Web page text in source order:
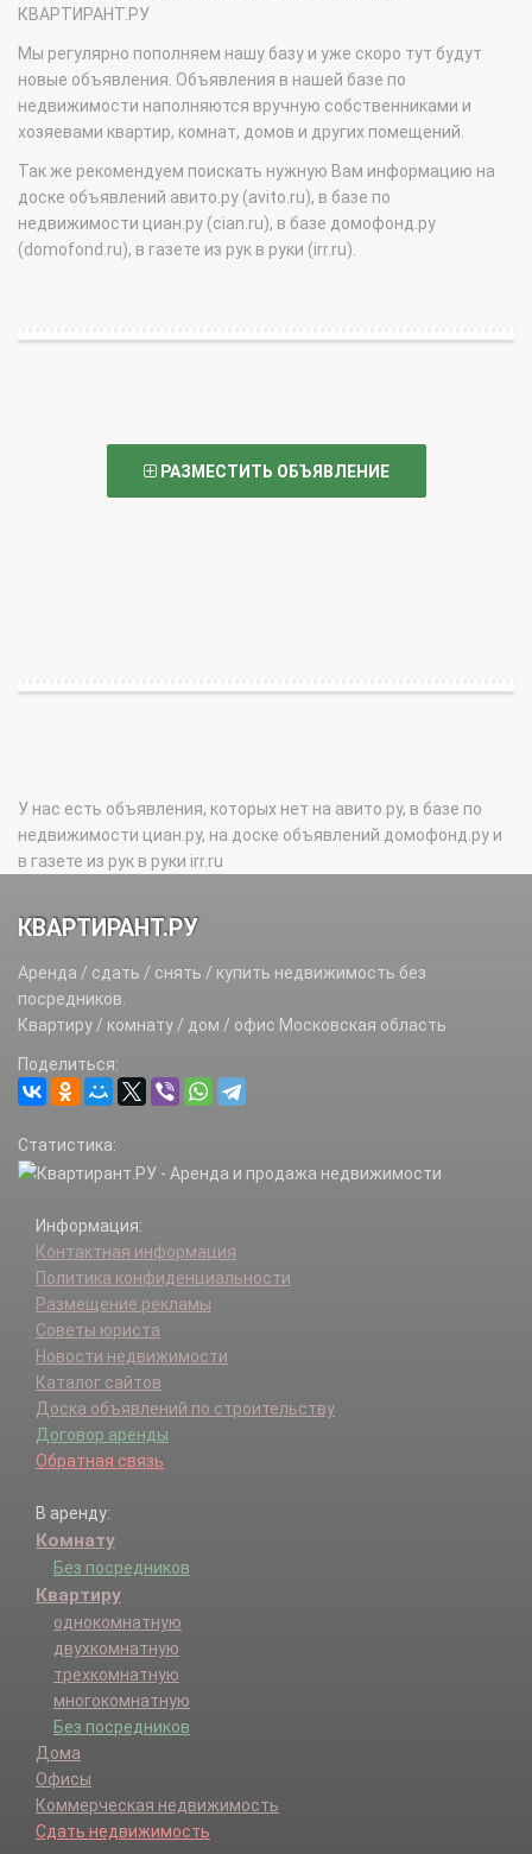
КВАРТИРАНТ.РУ
Мы регулярно пополняем нашу базу и уже скоро тут будут
новые объявления. Объявления в нашей базе по
недвижимости наполняются вручную собственниками и
хозяевами квартир, комнат, домов и других помещений.
Так же рекомендуем поискать нужную Вам информацию на
доске объявлений авито.ру (avito.ru), в базе по
недвижимости циан.ру (cian.ru), в базе домофонд.ру
(domofond.ru), в газете из рук в руки (irr.ru).
РАЗМЕСТИТЬ ОБЪЯВЛЕНИЕ
У нас есть объявления, которых нет на авито.ру, в базе по
недвижимости циан.ру, на доске объявлений домофонд.ру и
в газете из рук в руки irr.ru
КВАРТИРАНТ.РУ
Аренда / сдать / снять / купить недвижимость без
посредников.
Квартиру / комнату / дом / офис Московская область
Поделиться:
Статистика:
Информация:
Контактная информация
Политика конфиденциальности
Размещение рекламы
Советы юриста
Новости недвижимости
Каталог сайтов
Доска объявлений по строительству
Договор аренды
Обратная связь
В аренду:
Комнату
Без посредников
Квартиру
однокомнатную
двухкомнатную
трехкомнатную
многокомнатную
Без посредников
Дома
Офисы
Коммерческая недвижимость
Сдать недвижимость